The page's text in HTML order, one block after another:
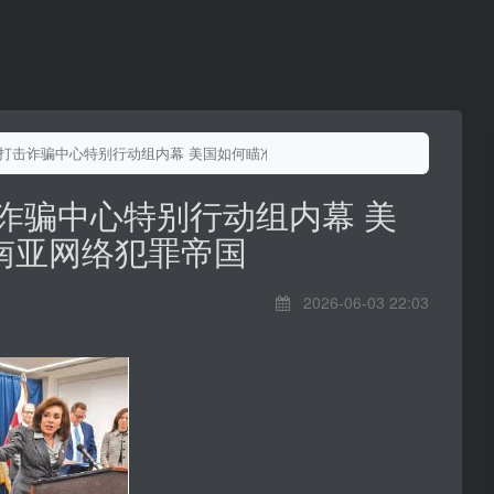
击诈骗中心特别行动组内幕 美国如何瞄准东南亚网络犯罪帝国
骗中心特别行动组内幕 美
网络犯罪帝国
2026-06-03 22:03